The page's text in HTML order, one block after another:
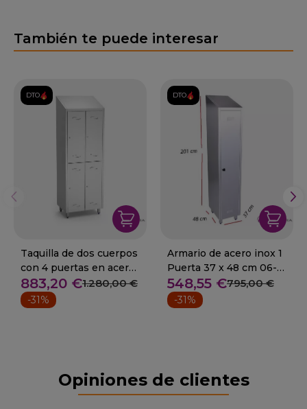
También te puede interesar
DTO.
Taquilla de dos cuerpos
con 4 puertas en acero.
06-081402
883,20 €1.280,00 €
-31%
DTO.
Armario de acero inox 1
Puerta 37 x 48 cm 06-
081412
548,55 €795,00 €
-31%
Opiniones de clientes